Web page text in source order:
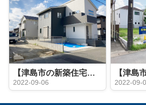
【津島市の新築住宅】グローバルガーデン津島市江西町 全６棟
2022-09-06 2022-09-